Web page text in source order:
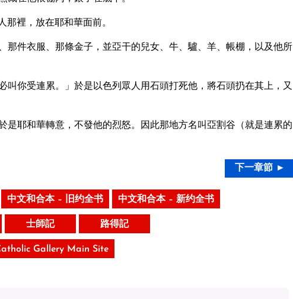
裡，放在耶和華面前。
那件衣服、那條金子，並亞干的兒女、牛、驢、羊、帳棚，以及他所
你受連累。」於是以色列眾人用石頭打死他，將石頭扔在其上，又
是耶和華轉意，不發他的烈怒。因此那地方名叫亞割谷（就是連累的
下一章節 ►
中文和合本 – 旧约全书 中文和合本 – 新约全书
士師記 路得記
Gallery Main Site